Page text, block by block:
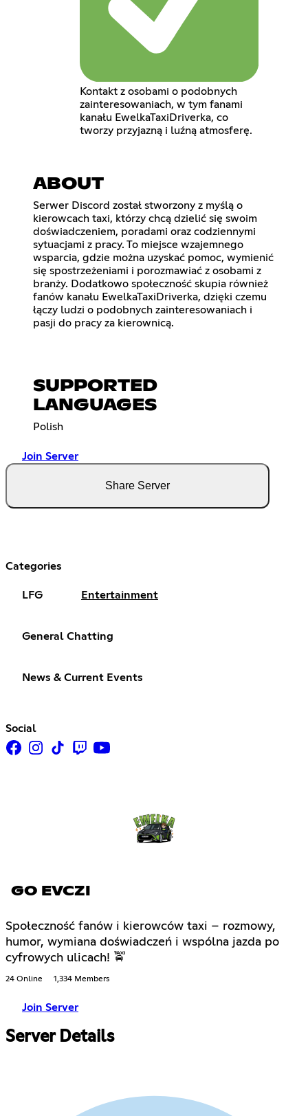
Kontakt z osobami o podobnych
zainteresowaniach, w tym fanami
kanału EwelkaTaxiDriverka, co
tworzy przyjazną i luźną atmosferę.
ABOUT
Serwer Discord został stworzony z myślą o
kierowcach taxi, którzy chcą dzielić się swoim
doświadczeniem, poradami oraz codziennymi
sytuacjami z pracy. To miejsce wzajemnego
wsparcia, gdzie można uzyskać pomoc, wymienić
się spostrzeżeniami i porozmawiać z osobami z
branży. Dodatkowo społeczność skupia również
fanów kanału EwelkaTaxiDriverka, dzięki czemu
łączy ludzi o podobnych zainteresowaniach i
pasji do pracy za kierownicą.
SUPPORTED
LANGUAGES
Polish
Join Server
Share Server
Categories
LFG Entertainment
General Chatting
News & Current Events
Social
GO EVCZI
Społeczność fanów i kierowców taxi – rozmowy,
humor, wymiana doświadczeń i wspólna jazda po
cyfrowych ulicach! 🚖
24 Online 1,334 Members
Join Server
Server Details